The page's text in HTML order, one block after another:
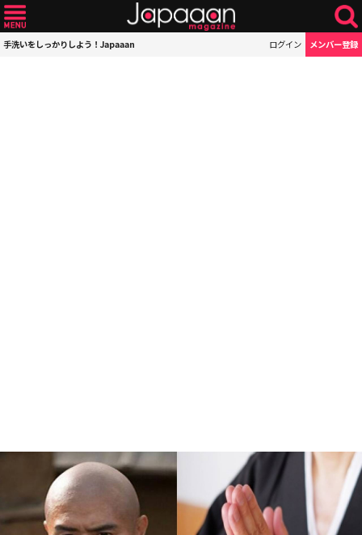
手洗いをしっかりしよう！Japaaan ログイン メンバー登録